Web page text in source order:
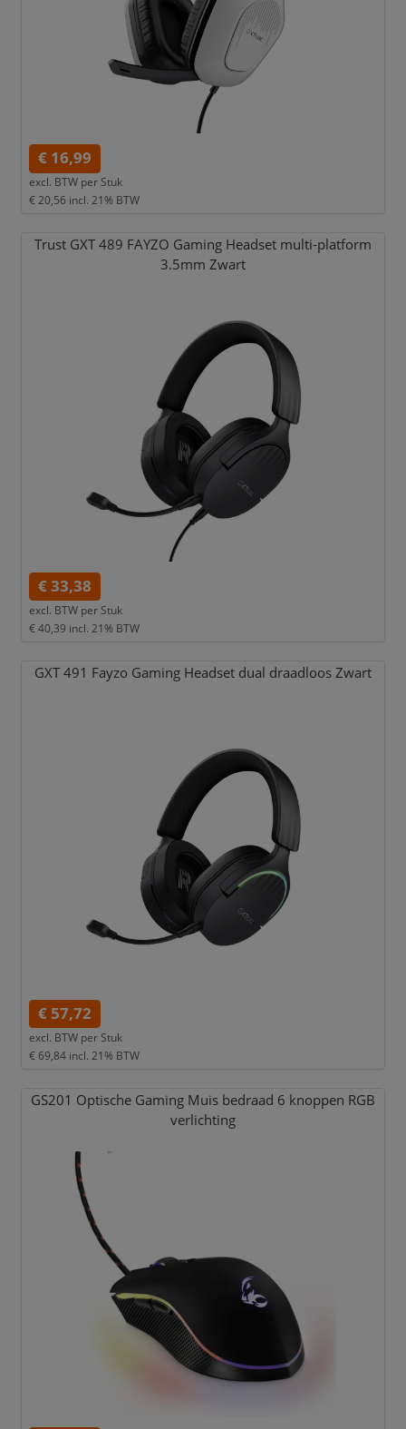
€ 16,99
excl. BTW per Stuk
€ 20,56 incl. 21% BTW
Trust GXT 489 FAYZO Gaming Headset multi-platform
3.5mm Zwart
€ 33,38
excl. BTW per Stuk
€ 40,39 incl. 21% BTW
GXT 491 Fayzo Gaming Headset dual draadloos Zwart
€ 57,72
excl. BTW per Stuk
€ 69,84 incl. 21% BTW
GS201 Optische Gaming Muis bedraad 6 knoppen RGB
verlichting